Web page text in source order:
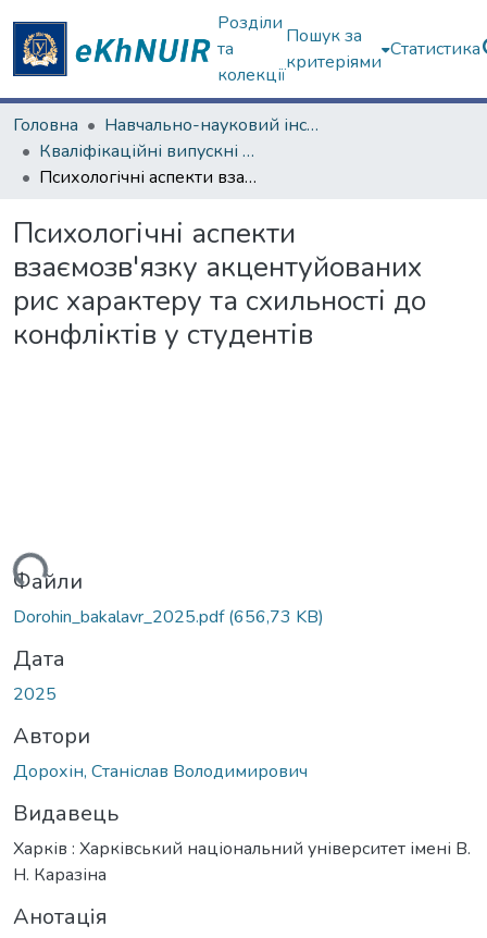
Розділи
та
колекції
Пошук за
критеріями
Статистика
Головна
Навчально-науковий інститут «Українська інженерно-педагогічна академія»
Кваліфікаційні випускні роботи бакалаврів. Навчально-науковий інститут «Українська інженерно-педагогічна академія»
Психологічні аспекти взаємозв'язку акцентуйованих рис характеру та схильності до конфліктів у студентів
Психологічні аспекти
взаємозв'язку акцентуйованих
рис характеру та схильності до
конфліктів у студентів
Файли
Dorohin_bakalavr_2025.pdf(656,73 KB)
Дата
2025
Автори
Дорохін, Станіслав Володимирович
Видавець
Харків : Харківський національний університет імені В.
Н. Каразіна
Анотація